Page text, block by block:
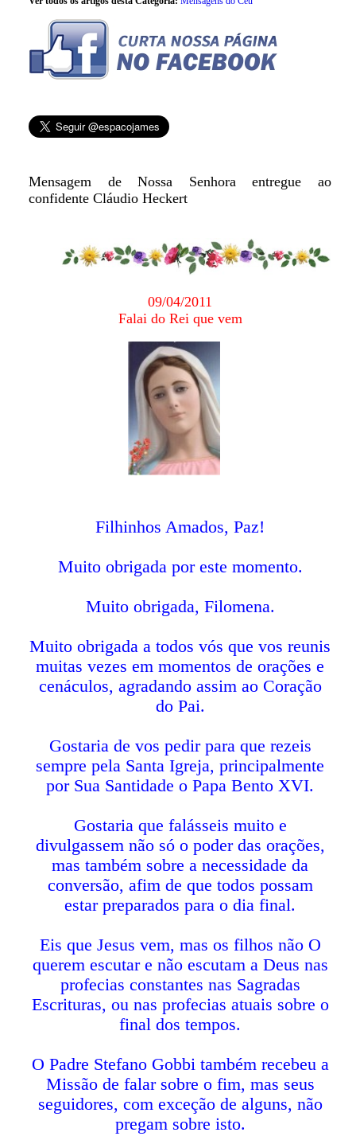
Mensagem de Nossa Senhora entregue ao
confidente Cláudio Heckert
09/04/2011
Falai do Rei que vem
Filhinhos Amados, Paz!
Muito obrigada por este momento.
Muito obrigada, Filomena.
Muito obrigada a todos vós que vos reunis
muitas vezes em momentos de orações e
cenáculos, agradando assim ao Coração
do Pai.
Gostaria de vos pedir para que rezeis
sempre pela Santa Igreja, principalmente
por Sua Santidade o Papa Bento XVI.
Gostaria que falásseis muito e
divulgassem não só o poder das orações,
mas também sobre a necessidade da
conversão, afim de que todos possam
estar preparados para o dia final.
Eis que Jesus vem, mas os filhos não O
querem escutar e não escutam a Deus nas
profecias constantes nas Sagradas
Escrituras, ou nas profecias atuais sobre o
final dos tempos.
O Padre Stefano Gobbi também recebeu a
Missão de falar sobre o fim, mas seus
seguidores, com exceção de alguns, não
pregam sobre isto.